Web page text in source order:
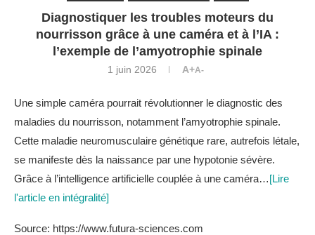
Diagnostiquer les troubles moteurs du
nourrisson grâce à une caméra et à l’IA :
l’exemple de l’amyotrophie spinale
1 juin 2026 A+A-
Une simple caméra pourrait révolutionner le diagnostic des
maladies du nourrisson, notamment l’amyotrophie spinale.
Cette maladie neuromusculaire génétique rare, autrefois létale,
se manifeste dès la naissance par une hypotonie sévère.
Grâce à l’intelligence artificielle couplée à une caméra…[Lire
l'article en intégralité]
Source: https://www.futura-sciences.com